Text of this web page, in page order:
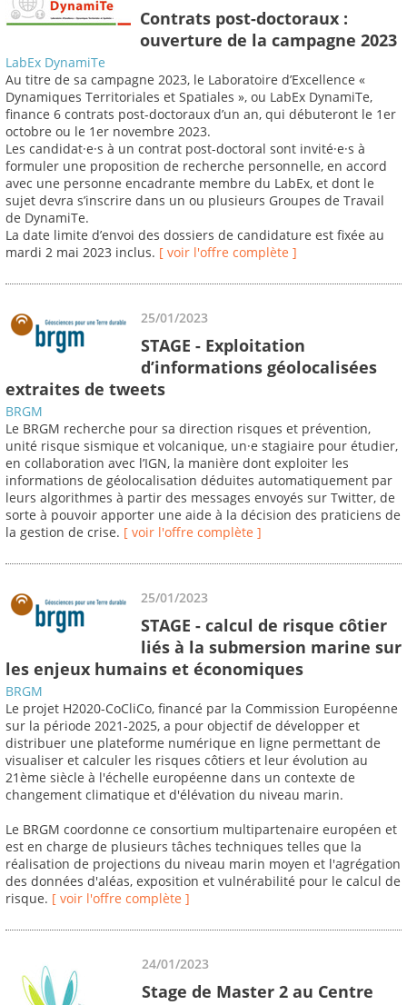
Contrats post-doctoraux :
ouverture de la campagne 2023
LabEx DynamiTe
Au titre de sa campagne 2023, le Laboratoire d’Excellence «
Dynamiques Territoriales et Spatiales », ou LabEx DynamiTe,
finance 6 contrats post-doctoraux d’un an, qui débuteront le 1er
octobre ou le 1er novembre 2023.
Les candidat·e·s à un contrat post-doctoral sont invité·e·s à
formuler une proposition de recherche personnelle, en accord
avec une personne encadrante membre du LabEx, et dont le
sujet devra s’inscrire dans un ou plusieurs Groupes de Travail
de DynamiTe.
La date limite d’envoi des dossiers de candidature est fixée au
mardi 2 mai 2023 inclus. [ voir l'offre complète ]
25/01/2023
STAGE - Exploitation
d’informations géolocalisées
extraites de tweets
BRGM
Le BRGM recherche pour sa direction risques et prévention,
unité risque sismique et volcanique, un·e stagiaire pour étudier,
en collaboration avec l’IGN, la manière dont exploiter les
informations de géolocalisation déduites automatiquement par
leurs algorithmes à partir des messages envoyés sur Twitter, de
sorte à pouvoir apporter une aide à la décision des praticiens de
la gestion de crise. [ voir l'offre complète ]
25/01/2023
STAGE - calcul de risque côtier
liés à la submersion marine sur
les enjeux humains et économiques
BRGM
Le projet H2020-CoCliCo, financé par la Commission Européenne
sur la période 2021-2025, a pour objectif de développer et
distribuer une plateforme numérique en ligne permettant de
visualiser et calculer les risques côtiers et leur évolution au
21ème siècle à l'échelle européenne dans un contexte de
changement climatique et d'élévation du niveau marin.
Le BRGM coordonne ce consortium multipartenaire européen et
est en charge de plusieurs tâches techniques telles que la
réalisation de projections du niveau marin moyen et l'agrégation
des données d'aléas, exposition et vulnérabilité pour le calcul de
risque. [ voir l'offre complète ]
24/01/2023
Stage de Master 2 au Centre